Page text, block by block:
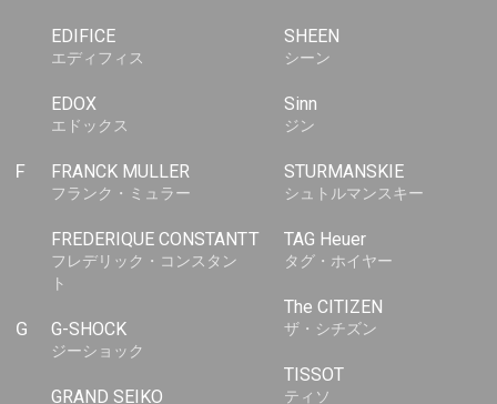
EDIFICE
エディフィス
EDOX
エドックス
F FRANCK MULLER
フランク・ミュラー
FREDERIQUE CONSTANT
フレデリック・コンスタン
ト
G G-SHOCK
ジーショック
GRAND SEIKO
SHEEN
シーン
Sinn
ジン
STURMANSKIE
シュトルマンスキー
T TAG Heuer
タグ・ホイヤー
The CITIZEN
ザ・シチズン
TISSOT
ティソ